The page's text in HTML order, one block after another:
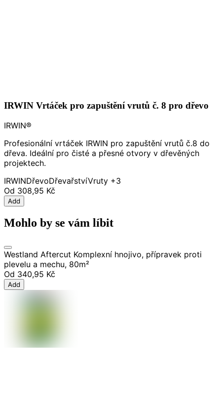
IRWIN Vrtáček pro zapuštění vrutů č. 8 pro dřevo
IRWIN®
Profesionální vrtáček IRWIN pro zapuštění vrutů č.8 do
dřeva. Ideální pro čisté a přesné otvory v dřevěných
projektech.
IRWINDřevoDřevařstvíVruty +3
Od 308,95 Kč
Add
Mohlo by se vám líbit
Westland Aftercut Komplexní hnojivo, přípravek proti
plevelu a mechu, 80m²
Od 340,95 Kč
Add